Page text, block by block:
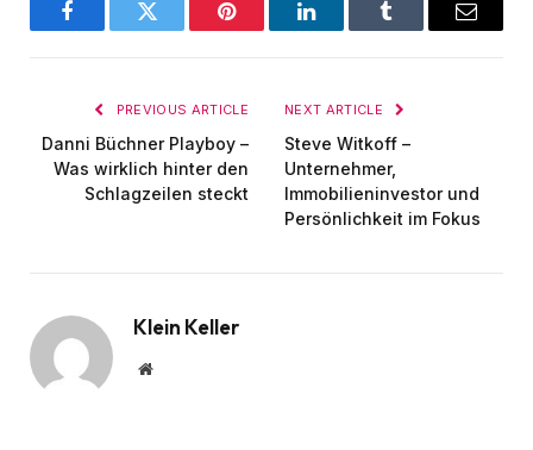
FacebookTwitter Pinterest LinkedInTumblr Email
PREVIOUS ARTICLE
Danni Büchner Playboy –
Was wirklich hinter den
Schlagzeilen steckt
NEXT ARTICLE
Steve Witkoff –
Unternehmer,
Immobilieninvestor und
Persönlichkeit im Fokus
Klein Keller
Website